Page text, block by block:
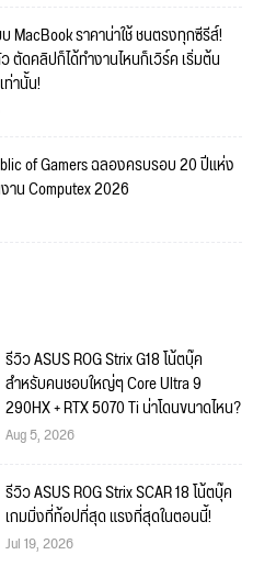
MacBook ราคาน่าใช้ ชนตรงทุกซีรีส์!
ตัดคลิปก็ได้ทำงานไหนก็เวิร์ค เริ่มต้น
านั้น!
of Gamers ฉลองครบรอบ 20 ปีแห่ง
าน Computex 2026
รีวิว ASUS ROG Strix G18 โน้ตบุ๊ค
สำหรับคนชอบใหญ่ๆ Core Ultra 9
290HX + RTX 5070 Ti น่าโดนขนาดไหน?
Aug 5, 2026
รีวิว ASUS ROG Strix SCAR 18 โน้ตบุ๊ค
เกมมิ่งที่ท้อปที่สุด แรงที่สุดในตอนนี้!
Jul 19, 2026